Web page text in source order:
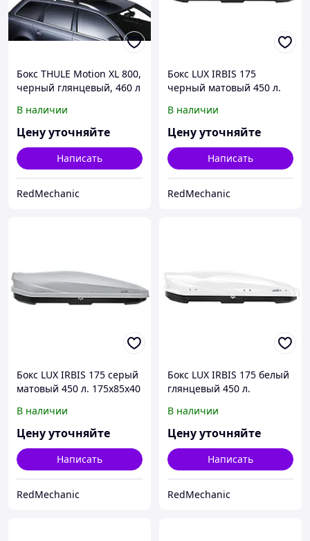
Бокс THULE Motion XL 800,
черный глянцевый, 460 л
В наличии
Цену уточняйте
Написать
RedMechanic
Бокс LUX IRBIS 175
черный матовый 450 л.
В наличии
Цену уточняйте
Написать
RedMechanic
Бокс LUX IRBIS 175 серый
матовый 450 л. 175х85х40
В наличии
Цену уточняйте
Написать
RedMechanic
Бокс LUX IRBIS 175 белый
глянцевый 450 л.
В наличии
Цену уточняйте
Написать
RedMechanic